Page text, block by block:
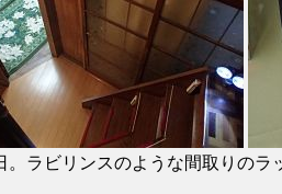
。ラビリンスのような間取りのラ